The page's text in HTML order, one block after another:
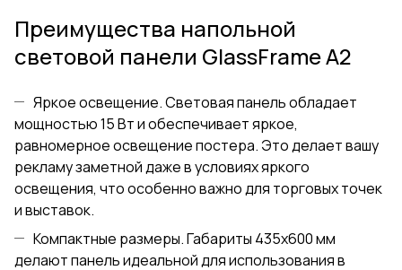
Преимущества напольной
световой панели GlassFrame А2
Яркое освещение. Световая панель обладает
мощностью 15 Вт и обеспечивает яркое,
равномерное освещение постера. Это делает вашу
рекламу заметной даже в условиях яркого
освещения, что особенно важно для торговых точек
и выставок.
Компактные размеры. Габариты 435x600 мм
делают панель идеальной для использования в